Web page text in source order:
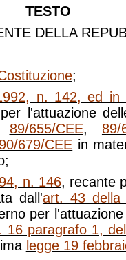
TESTO
DELLA
;
n. 142, ed in
l'attuazione
89/655/CEE, 89/
90/679/CEE in
n. 146, recante
dall'art. 43 della
per
16 paragrafo 1,
legge 19